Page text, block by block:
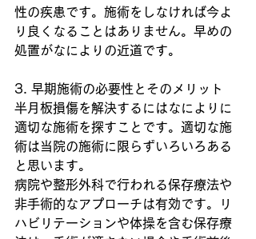
性の疾患です。施術をしなければ今よ
り良くなることはありません。早めの
処置がなによりの近道です。
3. 早期施術の必要性とそのメリット
半月板損傷を解決するにはなによりに
適切な施術を探すことです。適切な施
術は当院の施術に限らずいろいろある
と思います。
病院や整形外科で行われる保存療法や
非手術的なアプローチは有効です。リ
ハビリテーションや体操を含む保存療